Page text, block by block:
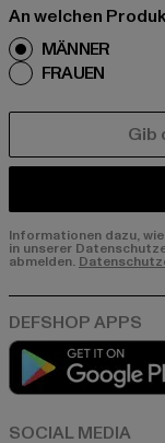
An welchen
MÄNNER
FRAUEN
Informationen dazu,
in unserer
abmelden.